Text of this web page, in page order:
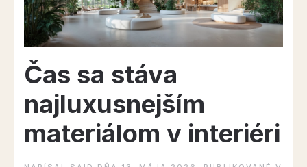
bývaní”
Čas sa stáva
najluxusnejším
materiálom v interiéri